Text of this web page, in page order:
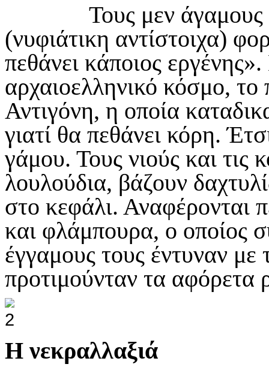
Τους μεν άγαμους
(νυφιάτικη αντίστοιχα)
πεθάνει κάποιος
αρχαιοελληνικό κόσμο,
Αντιγόνη, η οποία
γιατί θα πεθάνει κόρη.
γάμου. Τους νιούς και τις
λουλούδια, βάζουν
στο κεφάλι. Αναφέρονται
και φλάμπουρα, ο οποίος
έγγαμους τους έντυναν
προτιμούνταν τα αφόρετα
Η νεκραλλαξιά